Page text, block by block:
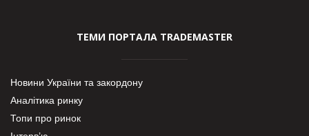
ТЕМИ ПОРТАЛА TRADEMASTER
Новини України та закордону
Аналітика ринку
Топи про ринок